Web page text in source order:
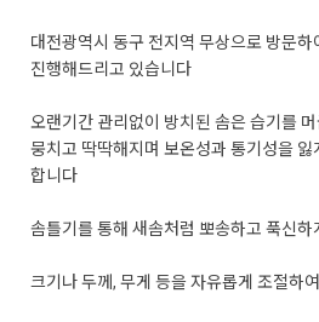
대전광역시 동구 전지역 무상으로 방문
진행해드리고 있습니다
오랜기간 관리없이 방치된 솜은 습기를
뭉치고 딱딱해지며 보온성과 통기성을
합니다
솜틀기를 통해 새솜처럼 뽀송하고 푹신
크기나 두께, 무게 등을 자유롭게 조절하